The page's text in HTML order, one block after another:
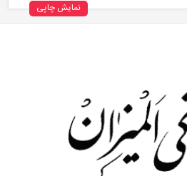
نمایش چاپی